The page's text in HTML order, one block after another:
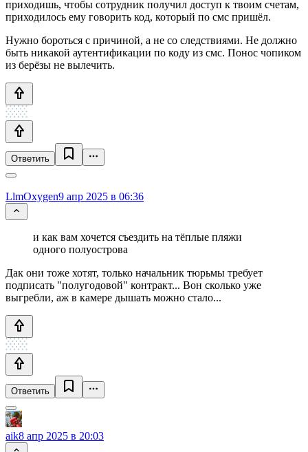
приходишь, чтобы сотрудник получил доступ к твоим счетам,
приходилось ему говорить код, который по смс пришёл.
Нужно бороться с причиной, а не со следствиями. Не должно
быть никакой аутентификации по коду из смс. Понос чопиком
из берёзы не вылечить.
Ответить
LlmOxygen9 апр 2025 в 06:36
и как вам хочется съездить на тёплые пляжи
одного полуострова
Дак они тоже хотят, только начальник тюрьмы требует
подписать "полугодовой" контракт... Вон сколько уже
выгребли, аж в камере дышать можно стало...
Ответить
aik8 апр 2025 в 20:03